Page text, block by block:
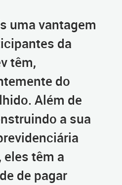
uma vantagem
da
têm,
do
Além de
a sua
eles têm a
de pagar